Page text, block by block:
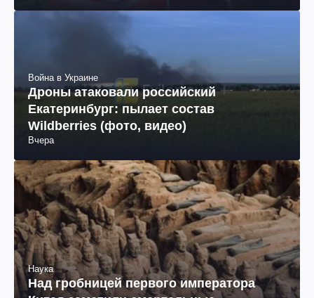
Война в Украине
Дроны атаковали российский
Екатеринбург: пылает состав
Wildberries (фото, видео)
Вчера
Наука
Над гробницей первого императора